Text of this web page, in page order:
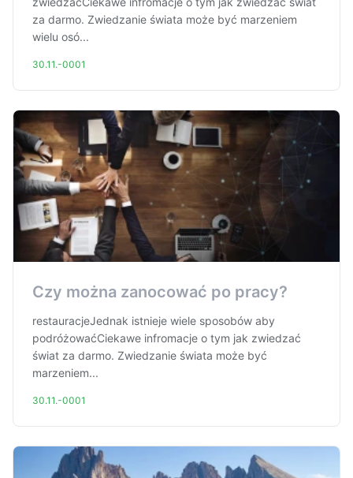
za darmo. Zwiedzanie świata może być marzeniem
wielu osó...
30.11.-0001
Czy można zanocować po pracy?
restauracjeJednak istnieje wiele sposobów aby
podróżowaćCiekawe infromacje o tym jak zwiedzać
świat za darmo. Zwiedzanie świata może być
marzeniem...
30.11.-0001